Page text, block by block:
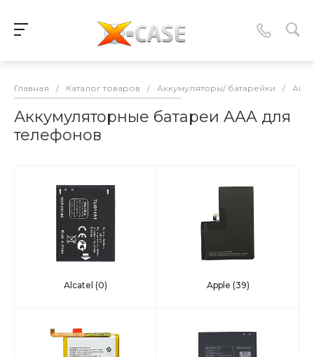
Главная / Каталог товаров / Аккумуляторы/ батарейки /
Аккумуляторные батареи AAA для
телефонов
Alcatel (0) Apple (39)